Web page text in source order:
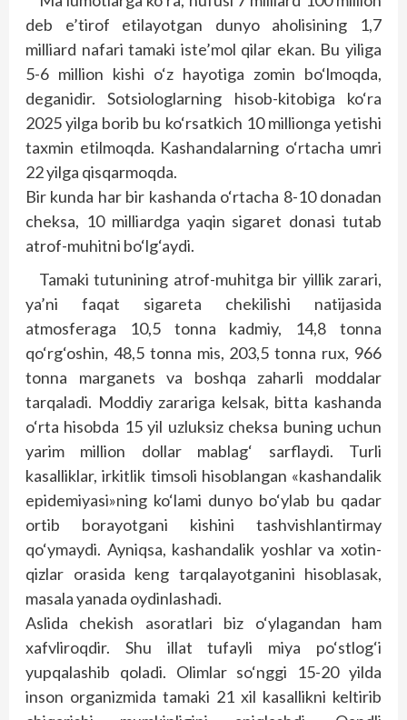
deb e’tirof etilayotgan dunyo aholisining 1,7
milliard nafari tamaki iste’mol qilar ekan. Bu yiliga
5-6 million kishi o‘z hayotiga zomin bo‘lmoqda,
deganidir. Sotsiologlarning hisob-kitobiga ko‘ra
2025 yilga borib bu ko‘rsatkich 10 millionga yetishi
taxmin etilmoqda. Kashandalarning o‘rtacha umri
22 yilga qisqarmoqda.
Bir kunda har bir kashanda o‘rtacha 8-10 donadan
cheksa, 10 milliardga yaqin sigaret donasi tutab
atrof-muhitni bo‘lg‘aydi.
Tamaki tutunining atrof-muhitga bir yillik zarari,
ya’ni faqat sigareta chekilishi natijasida
atmosferaga 10,5 tonna kadmiy, 14,8 tonna
qo‘rg‘oshin, 48,5 tonna mis, 203,5 tonna rux, 966
tonna marganets va boshqa zaharli moddalar
tarqaladi. Moddiy zarariga kelsak, bitta kashanda
o‘rta hisobda 15 yil uzluksiz cheksa buning uchun
yarim million dollar mablag‘ sarflaydi. Turli
kasalliklar, irkitlik timsoli hisoblangan «kashandalik
epidemiyasi»ning ko‘lami dunyo bo‘ylab bu qadar
ortib borayotgani kishini tashvishlantirmay
qo‘ymaydi. Ayniqsa, kashandalik yoshlar va xotin-
qizlar orasida keng tarqalayotganini hisoblasak,
masala yanada oydinlashadi.
Aslida chekish asoratlari biz o‘ylagandan ham
xafvliroqdir. Shu illat tufayli miya po‘stlog‘i
yupqalashib qoladi. Olimlar so‘nggi 15-20 yilda
inson organizmida tamaki 21 xil kasallikni keltirib